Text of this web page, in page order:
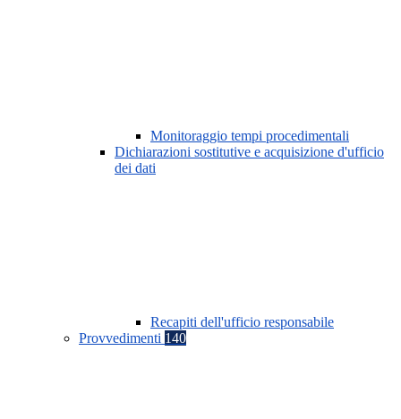
Monitoraggio tempi procedimentali
Dichiarazioni sostitutive e acquisizione d'ufficio
dei dati
Recapiti dell'ufficio responsabile
Provvedimenti 140